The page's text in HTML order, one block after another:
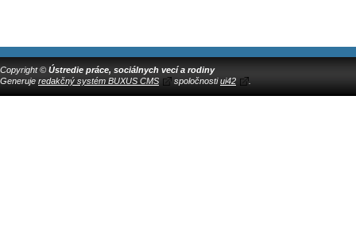
Copyright © Ústredie práce, sociálnych vecí a rodiny
Generuje redakčný systém BUXUS CMS spoločnostiui42